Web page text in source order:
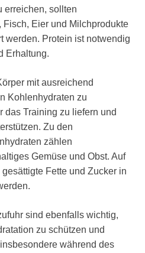
erreichen, sollten
Eier und Milchprodukte
werden. Protein ist notwendig
Erhaltung.
mit ausreichend
Kohlenhydraten zu
das Training zu liefern und
Zu den
zählen
Gemüse und Obst. Auf
Fette und Zucker in
sind ebenfalls wichtig,
zu schützen und
während des